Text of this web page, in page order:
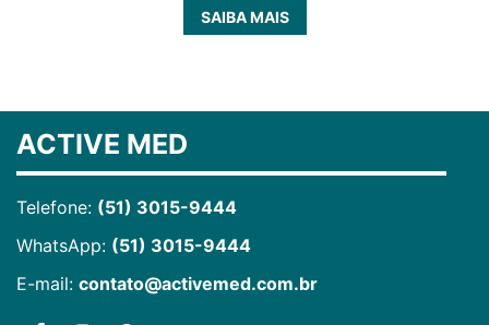
SAIBA MAIS
ACTIVE MED
Telefone: (51) 3015-9444
WhatsApp: (51) 3015-9444
E-mail: contato@activemed.com.br